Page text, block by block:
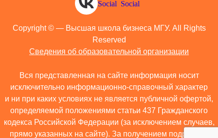
Copyright © — Высшая школа бизнеса МГУ. All Rights
Reserved
Сведения об образовательной организации
Вся представленная на сайте информация носит
исключительно информационно-справочный характер
и ни при каких условиях не является публичной офертой,
определяемой положениями статьи 437 Гражданского
кодекса Российской Федерации (за исключением случаев,
прямо указанных на сайте). За получением подробной